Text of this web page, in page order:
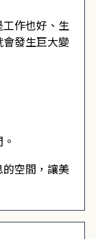
作也好、生
發生巨大變
空間，讓美